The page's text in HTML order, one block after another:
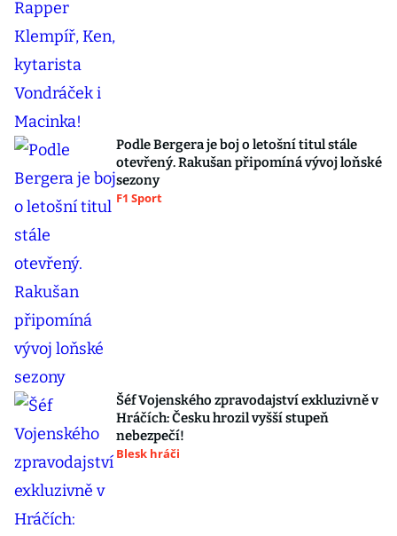
Podle Bergera je boj o letošní titul stále
otevřený. Rakušan připomíná vývoj loňské
sezony
F1 Sport
Šéf Vojenského zpravodajství exkluzivně v
Hráčích: Česku hrozil vyšší stupeň
nebezpečí!
Blesk hráči